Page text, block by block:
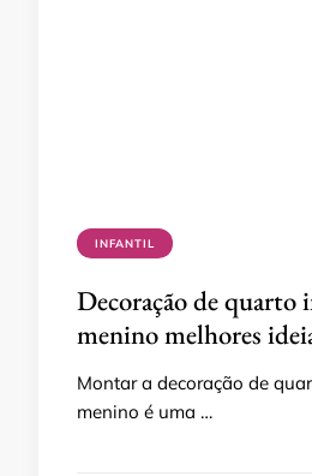
INFANTIL
Decoração de quarto
menino melhores
Montar a decoração de
menino é uma …